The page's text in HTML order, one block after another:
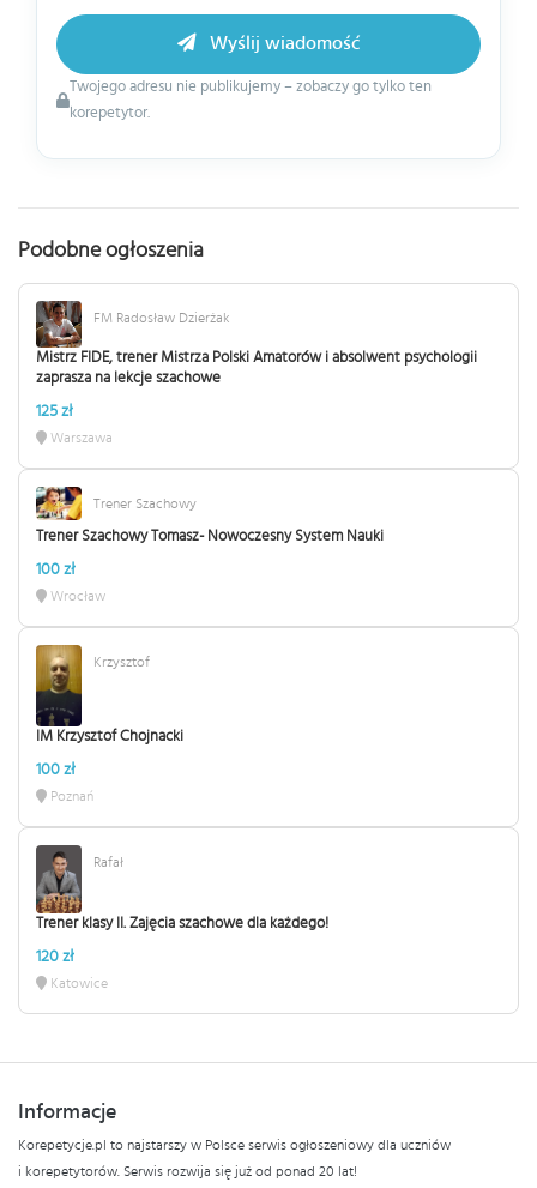
Twojego adresu nie publikujemy – zobaczy go tylko ten
korepetytor.
Wyślij wiadomość
Podobne ogłoszenia
FM Radosław Dzierżak
Mistrz FIDE, trener Mistrza Polski Amatorów i absolwent psychologii
zaprasza na lekcje szachowe
125 zł
Warszawa
Trener Szachowy
Trener Szachowy Tomasz- Nowoczesny System Nauki
100 zł
Wrocław
Krzysztof
IM Krzysztof Chojnacki
100 zł
Poznań
Rafał
Trener klasy II. Zajęcia szachowe dla każdego!
120 zł
Katowice
Informacje
Korepetycje.pl to najstarszy w Polsce serwis ogłoszeniowy dla uczniów
i korepetytorów. Serwis rozwija się już od ponad 20 lat!